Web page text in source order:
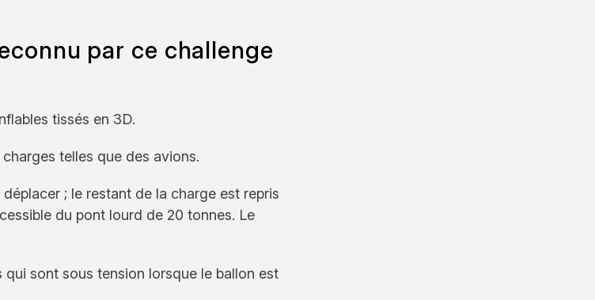
par ce challenge
tissés en 3D.
telles que des avions.
; le restant de la charge est repris
du pont lourd de 20 tonnes. Le
sont sous tension lorsque le ballon est